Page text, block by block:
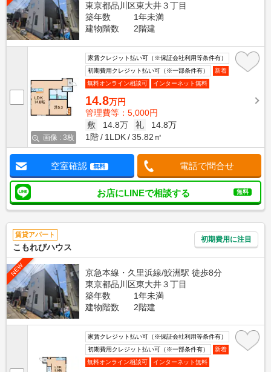
東京都品川区東大井３丁目
築年数
1年未満
建物階数
2階建
画像 : 3枚
家賃クレジット払い可（※保証会社利用等条件有）
初期費用クレジット払い可（※一部条件有）
新着
無料オンライン相談可
インターネット無料
14.8万円
管理費等：5,000円
敷
14.8万 礼
14.8万
1階
1LDK 35.82㎡
空室確認 無料 電話で問合せ
お店にLINEで相談する 無料
賃貸アパート
こもれびハウス
初期費用に注目
NEW
京急本線・久里浜線/鮫洲駅 徒歩8分
東京都品川区東大井３丁目
築年数
1年未満
建物階数
2階建
家賃クレジット払い可（※保証会社利用等条件有）
初期費用クレジット払い可（※一部条件有）
新着
無料オンライン相談可
インターネット無料